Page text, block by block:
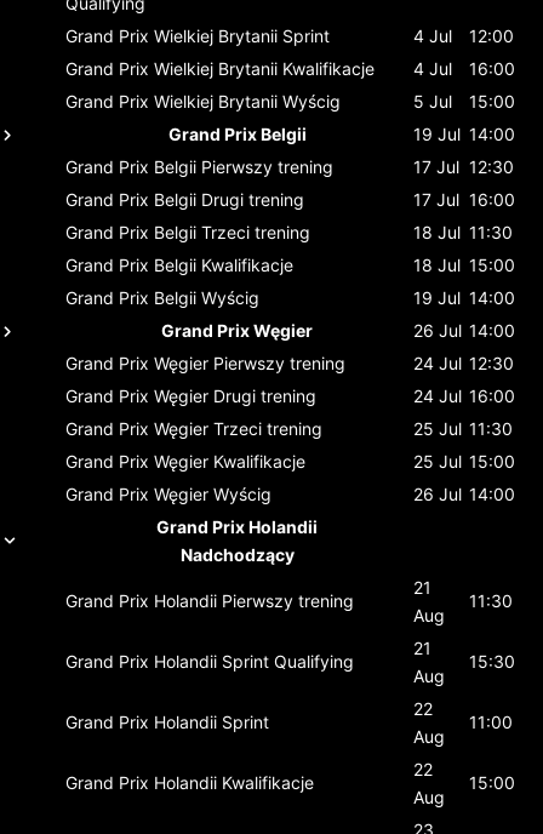
Grand Prix Wielkiej Brytanii Sprint 4 Jul
12:00
Grand Prix Wielkiej Brytanii Kwalifikacje 4 Jul
16:00
Grand Prix Wielkiej Brytanii Wyścig 5 Jul
15:00
Grand Prix Belgii
19 Jul 14:00
Grand Prix Belgii Pierwszy trening 17 Jul 12:30
Grand Prix Belgii Drugi trening 17 Jul 16:00
Grand Prix Belgii Trzeci trening 18 Jul 11:30
Grand Prix Belgii Kwalifikacje 18 Jul 15:00
Grand Prix Belgii Wyścig 19 Jul 14:00
Grand Prix Węgier
26 Jul 14:00
Grand Prix Węgier Pierwszy trening 24 Jul 12:30
Grand Prix Węgier Drugi trening 24 Jul 16:00
Grand Prix Węgier Trzeci trening 25 Jul 11:30
Grand Prix Węgier Kwalifikacje 25 Jul 15:00
Grand Prix Węgier Wyścig 26 Jul 14:00
Grand Prix Holandii
Nadchodzący
Grand Prix Holandii Pierwszy trening
21
Aug
11:30
Grand Prix Holandii Sprint Qualifying
21
Aug
15:30
Grand Prix Holandii Sprint
22
Aug
11:00
Grand Prix Holandii Kwalifikacje
22
Aug
15:00
23